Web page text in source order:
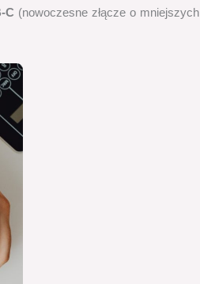
C (nowoczesne złącze o mniejszych